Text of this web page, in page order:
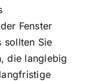
Fenster
sollten Sie
die langlebig